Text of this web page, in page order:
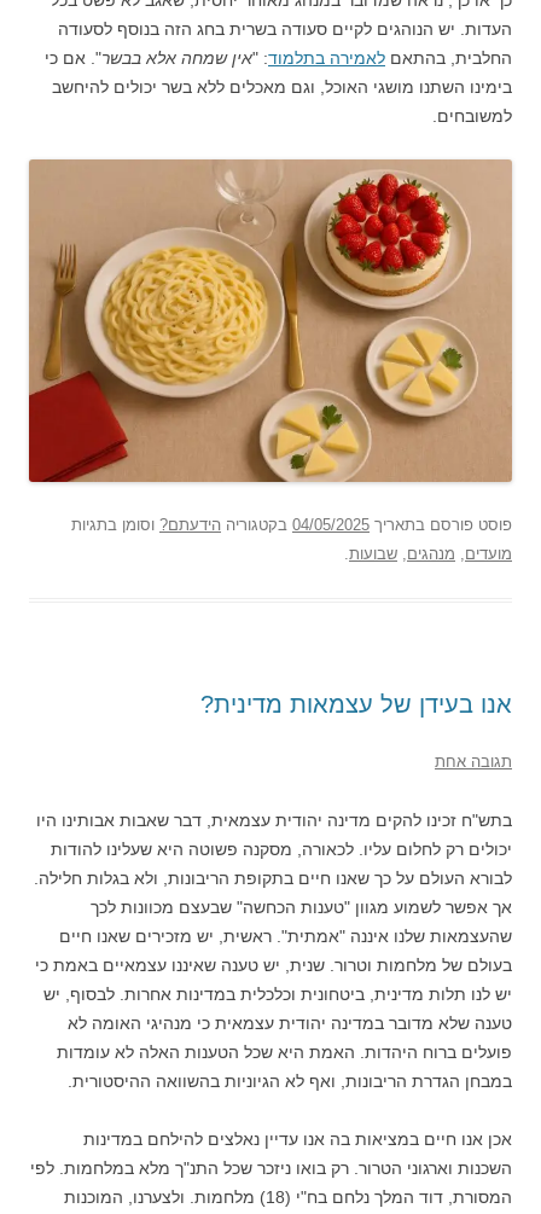
העדות. יש הנוהגים לקיים סעודה בשרית בחג הזה בנוסף לסעודה
החלבית, בהתאם לאמירה בתלמוד: "אין שמחה אלא בבשר". אם כי
בימינו השתנו מושגי האוכל, וגם מאכלים ללא בשר יכולים להיחשב
למשובחים.
פוסט פורסם בתאריך 04/05/2025 בקטגוריה הידעתם? וסומן בתגיות
מועדים
מנהגים שבועות
אנו בעידן של עצמאות מדינית?
תגובה אחת
בתש"ח זכינו להקים מדינה יהודית עצמאית, דבר שאבות אבותינו היו
יכולים רק לחלום עליו. לכאורה, מסקנה פשוטה היא שעלינו להודות
לבורא העולם על כך שאנו חיים בתקופת הריבונות, ולא בגלות חלילה.
אך אפשר לשמוע מגוון "טענות הכחשה" שבעצם מכוונות לכך
שהעצמאות שלנו איננה "אמתית". ראשית, יש מזכירים שאנו חיים
בעולם של מלחמות וטרור. שנית, יש טענה שאיננו עצמאיים באמת כי
יש לנו תלות מדינית, ביטחונית וכלכלית במדינות אחרות. לבסוף, יש
טענה שלא מדובר במדינה יהודית עצמאית כי מנהיגי האומה לא
פועלים ברוח היהדות. האמת היא שכל הטענות האלה לא עומדות
במבחן הגדרת הריבונות, ואף לא הגיוניות בהשוואה ההיסטורית.
אכן אנו חיים במציאות בה אנו עדיין נאלצים להילחם במדינות
השכנות וארגוני הטרור. רק בואו ניזכר שכל התנ"ך מלא במלחמות. לפי
המסורת, דוד המלך נלחם בח"י (18) מלחמות. ולצערנו, המוכנות